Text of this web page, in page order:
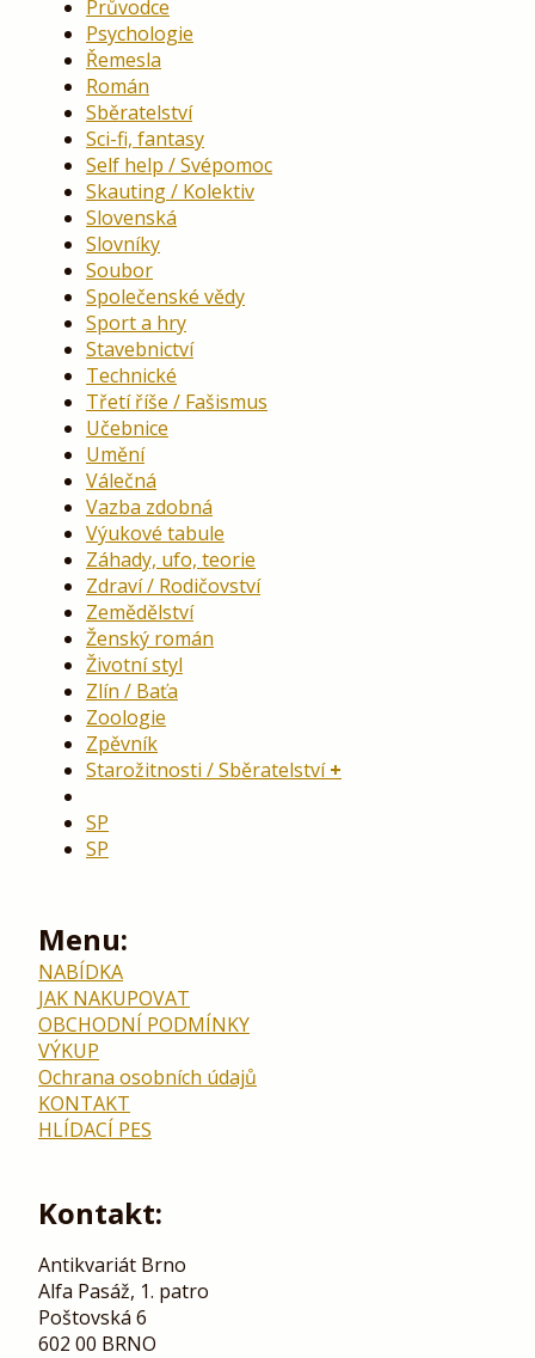
Průvodce
Psychologie
Řemesla
Román
Sběratelství
Sci-fi, fantasy
Self help / Svépomoc
Skauting / Kolektiv
Slovenská
Slovníky
Soubor
Společenské vědy
Sport a hry
Stavebnictví
Technické
Třetí říše / Fašismus
Učebnice
Umění
Válečná
Vazba zdobná
Výukové tabule
Záhady, ufo, teorie
Zdraví / Rodičovství
Zemědělství
Ženský román
Životní styl
Zlín / Baťa
Zoologie
Zpěvník
Starožitnosti / Sběratelství
SP
SP
Menu:
NABÍDKA
JAK NAKUPOVAT
OBCHODNÍ PODMÍNKY
VÝKUP
Ochrana osobních údajů
KONTAKT
HLÍDACÍ PES
Kontakt:
Antikvariát Brno
Alfa Pasáž, 1. patro
Poštovská 6
602 00 BRNO